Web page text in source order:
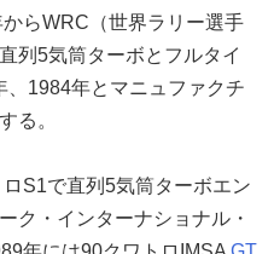
らWRC（世界ラリー選手
列5気筒ターボとフルタイ
、1984年とマニュファクチ
る。
S1で直列5気筒ターボエン
ク・インターナショナル・